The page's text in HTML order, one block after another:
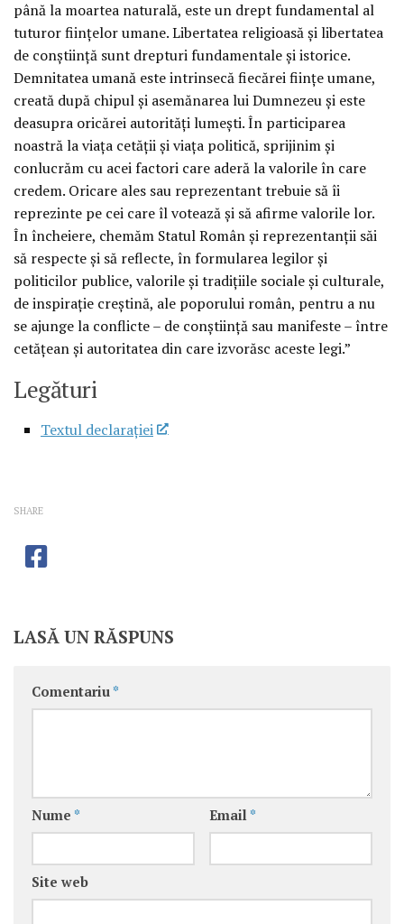
până la moartea naturală, este un drept fundamental al
tuturor fiinţelor umane. Libertatea religioasă şi libertatea
de conştiinţă sunt drepturi fundamentale şi istorice.
Demnitatea umană este intrinsecă fiecărei fiinţe umane,
creată după chipul şi asemănarea lui Dumnezeu şi este
deasupra oricărei autorităţi lumeşti. În participarea
noastră la viaţa cetăţii şi viaţa politică, sprijinim şi
conlucrăm cu acei factori care aderă la valorile în care
credem. Oricare ales sau reprezentant trebuie să îi
reprezinte pe cei care îl votează şi să afirme valorile lor.
În încheiere, chemăm Statul Român şi reprezentanţii săi
să respecte şi să reflecte, în formularea legilor şi
politicilor publice, valorile şi tradiţiile sociale şi culturale,
de inspiraţie creştină, ale poporului român, pentru a nu
se ajunge la conflicte – de conştiinţă sau manifeste – între
cetăţean şi autoritatea din care izvorăsc aceste legi.”
Legături
Textul declaraţiei
SHARE
LASĂ UN RĂSPUNS
Comentariu *
Nume * Email *
Site web